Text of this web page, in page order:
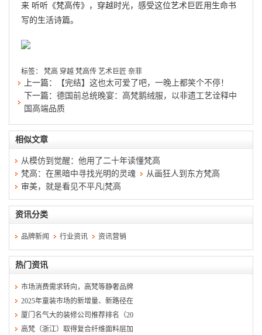
来 听听《梵高传》，穿越时光，感受这位艺术巨匠用生命书
写的生活诗篇。
标签： 梵高 穿越 梵高传 艺术巨匠 奈菲
上一篇：
【完结】这也太可爱了吧，一晚上都笑个不停！
下一篇： 德国前总统晚宴：高梵鹅绒服，以非遗工艺诠释中
国高端品质
相似文章
从模仿到觉醒：他用了二十年读懂梵高
梵高：在黑暗中寻找光明的灵魂
从画狂人到东方梵高
审美，就是看见不平凡|梵高
资讯分类
品牌新闻 行业资讯 资讯营销
热门资讯
市场消费需求转向，高梵等静奢品牌
2025年童装市场的新增量、新路径在
厦门名气大的装修公司推荐排名（20
高梵（浙江）取得复合纤维面料层加